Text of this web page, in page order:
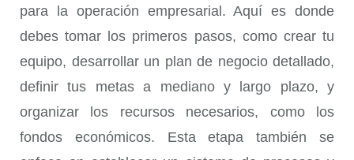
para la operación empresarial. Aquí es donde
debes tomar los primeros pasos, como crear tu
equipo, desarrollar un plan de negocio detallado,
definir tus metas a mediano y largo plazo, y
organizar los recursos necesarios, como los
fondos económicos. Esta etapa también se